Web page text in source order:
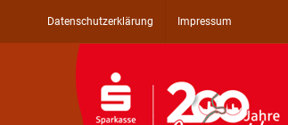
Datenschutzerklärung Impressum